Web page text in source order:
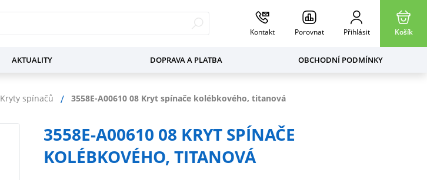
Kontakt Porovnat Přihlásit Košík
AKTUALITY DOPRAVA A PLATBA OBCHODNÍ PODMÍNKY
Kryty spínačů 3558E-A00610 08 Kryt spínače kolébkového, titanová
3558E-A00610 08 KRYT SPÍNAČE
KOLÉBKOVÉHO, TITANOVÁ